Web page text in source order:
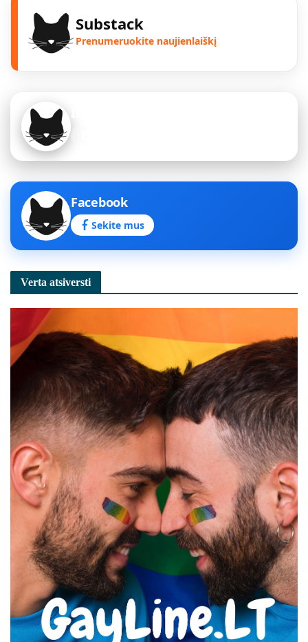
Substack
Prenumeruokite naujienlaiškį
Facebook
Sekite mus
Verta atsiversti